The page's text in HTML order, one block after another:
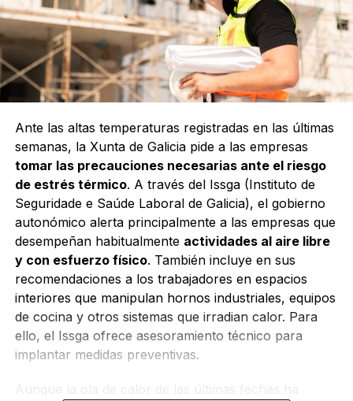
Ante las altas temperaturas registradas en las últimas
semanas, la Xunta de Galicia pide a las empresas
tomar las precauciones necesarias ante el riesgo
de estrés térmico. A través del Issga (Instituto de
Seguridade e Saúde Laboral de Galicia), el gobierno
autonómico alerta principalmente a las empresas que
desempeñan habitualmente actividades al aire libre
y con esfuerzo físico. También incluye en sus
recomendaciones a los trabajadores en espacios
interiores que manipulan hornos industriales, equipos
de cocina y otros sistemas que irradian calor. Para
ello, el Issga ofrece asesoramiento técnico para
implantar medidas preventivas.